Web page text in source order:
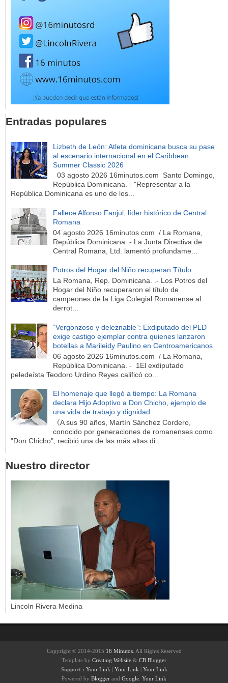
Entradas populares
Lizbeth de León: Atleta dominicana busca su pase
al escenario internacional en el Caribbean
Summer Classic 2026
03 agosto 2026 16minutos.com Santo Domingo,
República Dominicana. - "Representar a la
República Dominicana es uno de los...
Fallece Alfonso Fanjul, líder histórico de Central
Romana
04 agosto 2026 16minutos.com / La Romana,
República Dominicana. - La Junta Directiva de
Central Romana, Ltd. lamentó profundame...
Potros del Hogar del Niño recuperan Título
La Romana, Rep. Dominicana. .- Los Potros del
Hogar del Niño recuperaron el título de
campeones de la Liga Colegial Romanense al
derrot...
“Vergonzoso y deleznable”: Exdiputado del PLD
exige castigo ejemplar contra quienes lanzaron
botellas a Marileidy Paulino en Centroamericanos
06 agosto 2026 16minutos.com / La Romana,
República Dominicana. - 1El exdiputado
peledeísta Teodoro Urdino Reyes calificó co...
El homenaje que llegó a tiempo: La Romana
declara Hijo Adoptivo a Don Chicho, ejemplo de
una vida de trabajo y dignidad
《A sus 90 años, Martín Sánchez Cordero,
conocido por generaciones de romanenses como
"Don Chicho", recibió una de las más altas di...
Nuestro director
Lincoln Rivera Medina
Copyright © 2014-2015 16 Minutos. All Rights Reserved
Template by Creating Website & CB Blogger
Support : Your Link| Your Link| Your Link
Powered by Blogger and Google. Your Link